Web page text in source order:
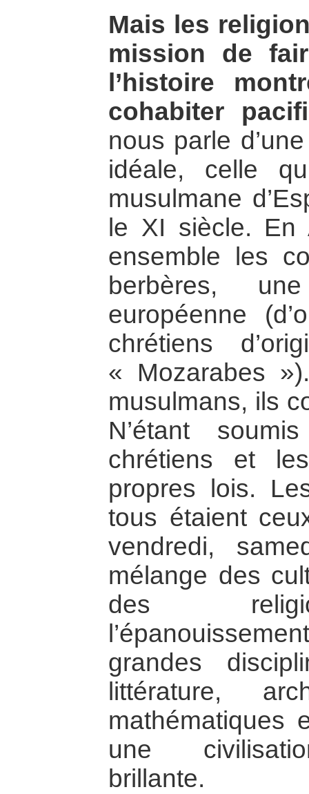
Mais les
mission de
l’histoire
cohabiter
nous parle
idéale, celle
musulmane
le XI siècle. En
ensemble les
berbères,
européenne
chrétiens
« Mozarabes
musulmans, ils
N’étant
chrétiens et
propres lois.
tous étaient
vendredi,
mélange des
des
grandes
littérature,
mathématiques
une
brillante.